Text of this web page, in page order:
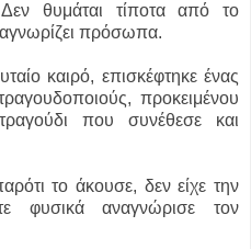
θυμάται τίποτα από το
πρόσωπα.
καιρό, επισκέφτηκε ένας
προκειμένου
που συνέθεσε και
το άκουσε, δεν είχε την
φυσικά αναγνώρισε τον